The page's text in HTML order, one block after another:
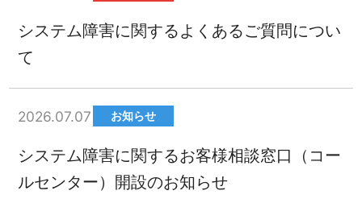
システム障害に関するよくあるご質問につい
て
2026.07.07 お知らせ
システム障害に関するお客様相談窓口（コー
ルセンター）開設のお知らせ